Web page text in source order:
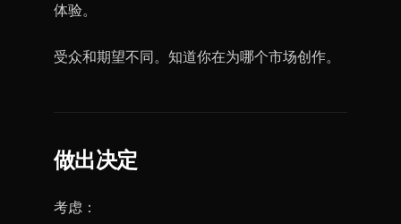
体验。
受众和期望不同。知道你在为哪个市场创作。
做出决定
考虑：